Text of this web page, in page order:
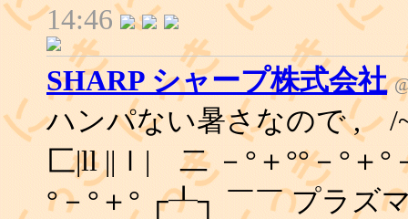
14:46
SHARP シャープ株式会社
ハンパない暑さなので , /~|
匚|ll ||ｌ| 二 －°＋°°－°＋
°－°＋° ┌┸┐ ￣￣ プラズ